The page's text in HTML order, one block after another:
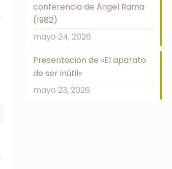
conferencia de Ángel Rama
(1982)
mayo 24, 2026
Presentación de «El aparato
de ser inútil»
mayo 23, 2026